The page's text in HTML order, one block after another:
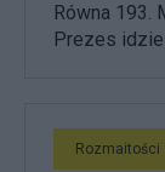
Równa 193.
Prezes
Rozmaitości